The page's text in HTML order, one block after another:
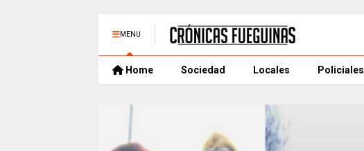
MENU
Home Sociedad Locales Policiales